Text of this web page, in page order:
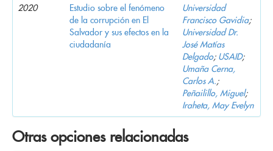
2020
Estudio sobre el fenómeno
de la corrupción en El
Salvador y sus efectos en la
ciudadanía
Universidad
Francisco Gavidia;
Universidad Dr.
José Matías
Delgado; USAID;
Umaña Cerna,
Carlos A.;
Peñailillo, Miguel;
Iraheta, May Evelyn
Otras opciones relacionadas